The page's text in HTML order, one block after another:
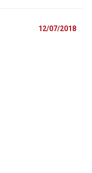
12/07/2018